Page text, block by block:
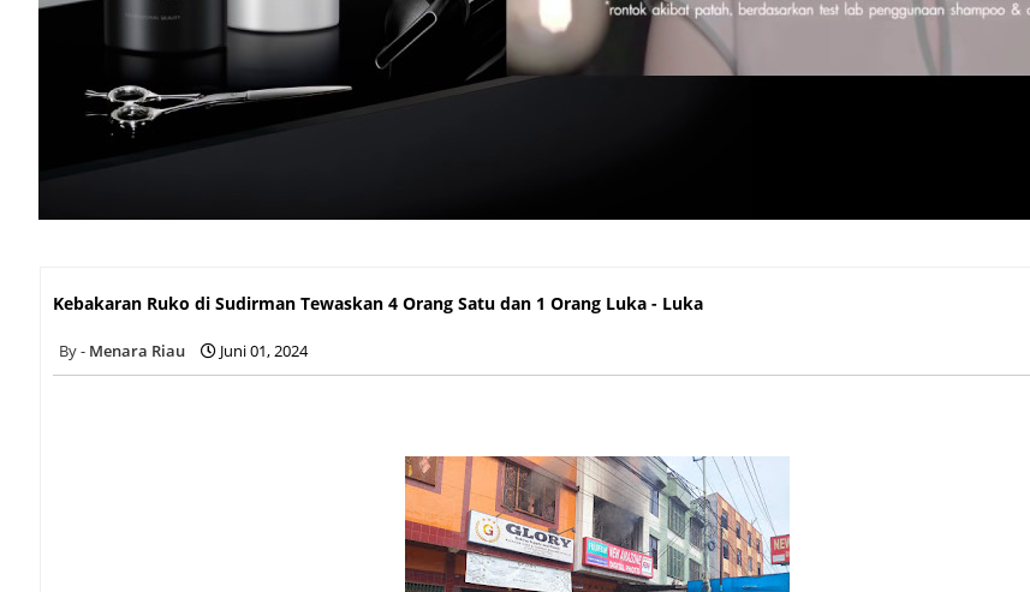
Kebakaran Ruko di Sudirman Tewaskan 4 Orang Satu dan 1 Orang Luka - Luka
Menara Riau Juni 01, 2024